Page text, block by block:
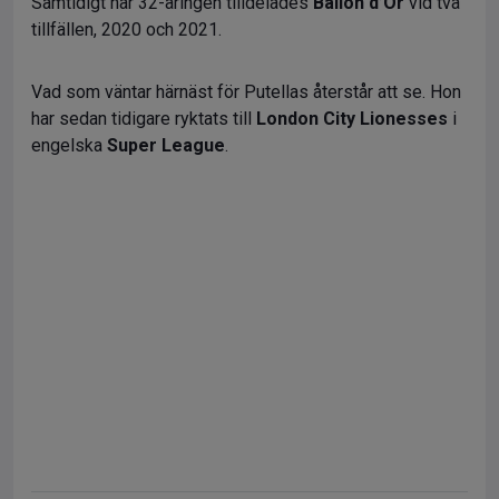
tillfällen, 2020 och 2021.
Vad som väntar härnäst för Putellas återstår att se. Hon
har sedan tidigare ryktats till London City Lionesses i
engelska Super League.